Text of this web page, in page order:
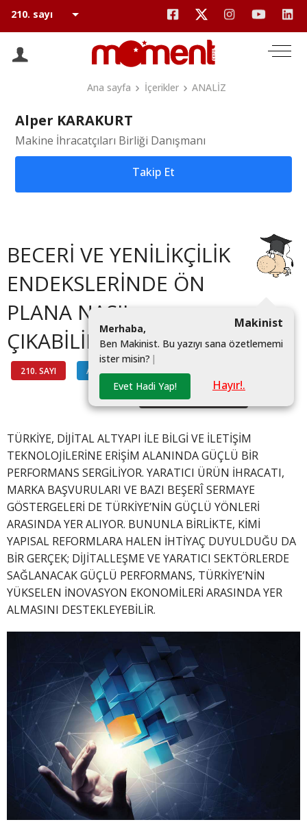
Ana sayfa İçerikler ANALİZ
Alper KARAKURT
Makine İhracatçıları Birliği Danışmanı
Takip Et
BECERİ VE YENİLİKÇİLİK
ENDEKSLERİNDE ÖN
PLANA NASIL
ÇIKABİLİRİZ?
210. SAYI ANALİZ #ALPER KARAKURT
#BECERI VE YENILIKÇILIK
Makinist
Merhaba,
Ben Makinist. Bu yazıyı sana özetlememi
ister misin? |
Evet Hadi Yap! Hayır!.
TÜRKİYE, DİJİTAL ALTYAPI İLE BİLGİ VE İLETİŞİM
TEKNOLOJİLERİNE ERİŞİM ALANINDA GÜÇLÜ BİR
PERFORMANS SERGİLİYOR. YARATICI ÜRÜN İHRACATI,
MARKA BAŞVURULARI VE BAZI BEŞERÎ SERMAYE
GÖSTERGELERİ DE TÜRKİYE’NİN GÜÇLÜ YÖNLERİ
ARASINDA YER ALIYOR. BUNUNLA BİRLİKTE, KİMİ
YAPISAL REFORMLARA HALEN İHTİYAÇ DUYULDUĞU DA
BİR GERÇEK; DİJİTALLEŞME VE YARATICI SEKTÖRLERDE
SAĞLANACAK GÜÇLÜ PERFORMANS, TÜRKİYE’NİN
YÜKSELEN İNOVASYON EKONOMİLERİ ARASINDA YER
ALMASINI DESTEKLEYEBİLİR.